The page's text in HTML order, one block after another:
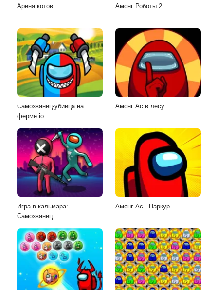
Арена котов Амонг Роботы 2
Самозванец-убийца на
ферме.io
Амонг Ас в лесу
Игра в кальмара:
Самозванец
Амонг Ас - Паркур